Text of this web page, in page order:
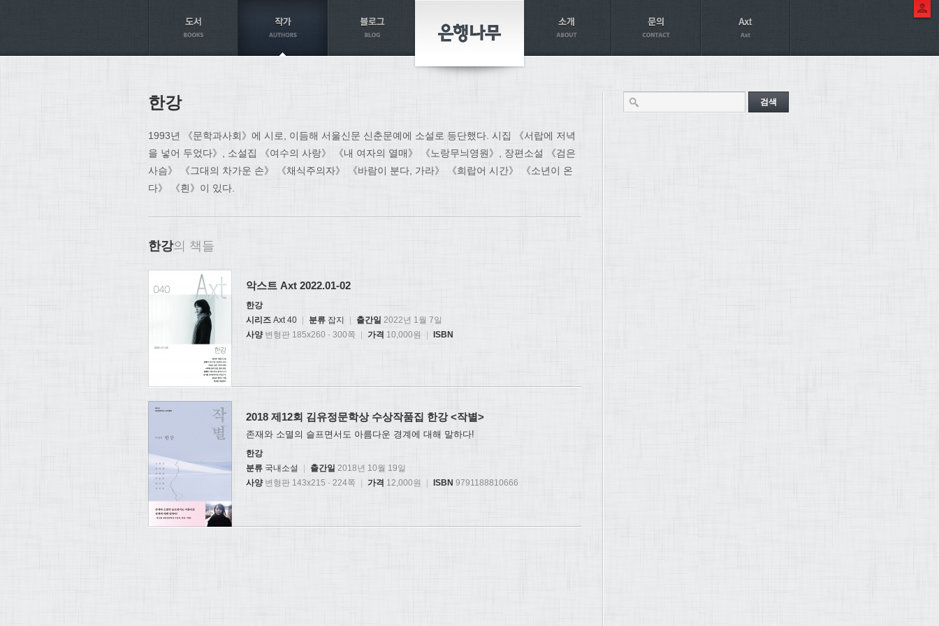
한강
1993년 《문학과사회》에 시로, 이듬해 서울신문 신춘문예에 소설로 등단했다. 시집 《서랍에 저녁
을 넣어 두었다》, 소설집 《여수의 사랑》 《내 여자의 열매》 《노랑무늬영원》, 장편소설 《검은
사슴》 《그대의 차가운 손》 《채식주의자》 《바람이 분다, 가라》 《희랍어 시간》 《소년이 온
다》 《흰》이 있다.
한강의 책들
악스트 Axt 2022.01-02
한강
시리즈 Axt 40 | 분류 잡지 | 출간일 2022년 1월 7일
사양변형판 185x260 · 300쪽 | 가격 10,000원 | ISBN
2018 제12회 김유정문학상 수상작품집 한강 <작별>
존재와 소멸의 슬프면서도 아름다운 경계에 대해 말하다!
한강
분류 국내소설 | 출간일 2018년 10월 19일
사양변형판 143x215 · 224쪽 | 가격 12,000원 | ISBN 9791188810666